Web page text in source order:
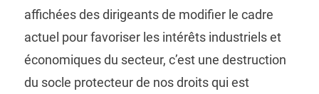
affichées des dirigeants de modifier le cadre
actuel pour favoriser les intérêts industriels et
économiques du secteur, c’est une destruction
du socle protecteur de nos droits qui est